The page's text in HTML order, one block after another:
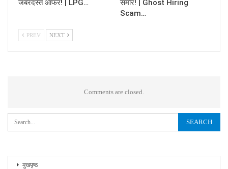
जबरदस्त ऑफर! | LPG…
समोर! | Ghost Hiring
Scam…
PREV NEXT
Comments are closed.
मुखपृष्ठ